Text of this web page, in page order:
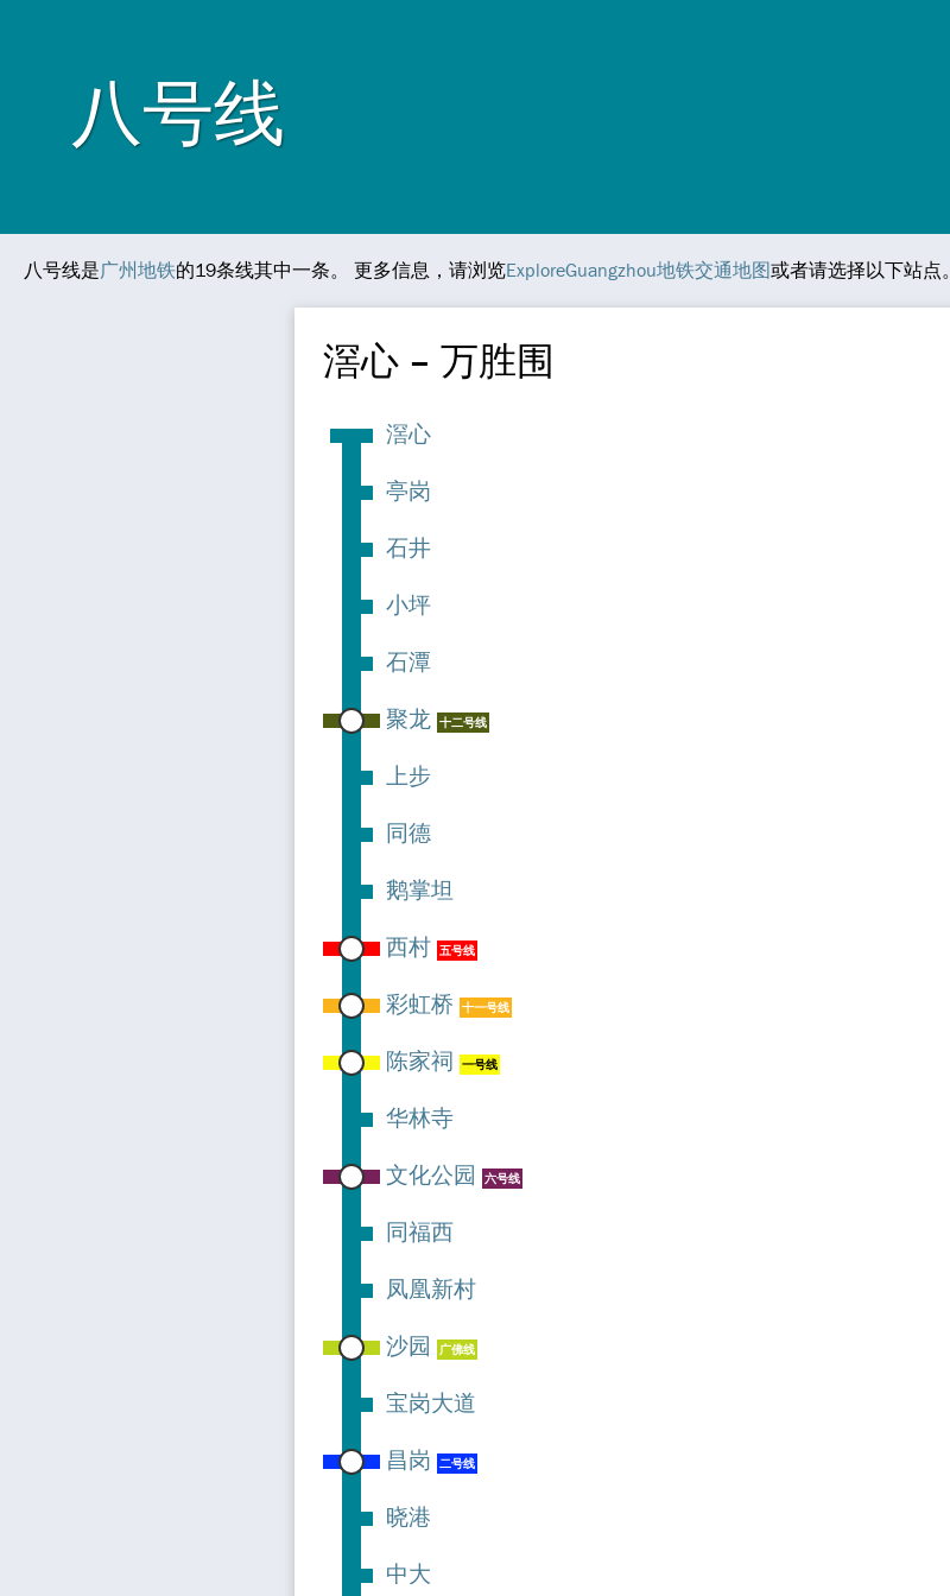
八号线
八号线是广州地铁的19条线其中一条。 更多信息，请浏览ExploreGuangzhou地铁交通地图或者请选择以下站点。
滘心 – 万胜围
滘心
亭岗
石井
小坪
石潭
聚龙
十二号线
上步
同德
鹅掌坦
西村 五号线
彩虹桥 十一号线
陈家祠 一号线
华林寺
文化公园
六号线
同福西
凤凰新村
沙园
广佛线
宝岗大道
昌岗
二号线
晓港
中大